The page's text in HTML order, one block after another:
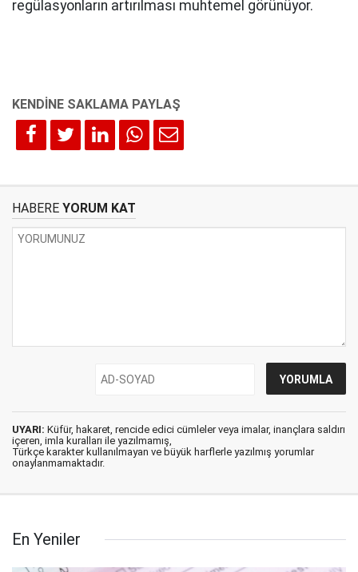
regülasyonların artırılması muhtemel görünüyor.
HABERE YORUM KAT
UYARI: Küfür, hakaret, rencide edici cümleler veya imalar, inançlara saldırı
içeren, imla kuralları ile yazılmamış,
Türkçe karakter kullanılmayan ve büyük harflerle yazılmış yorumlar
onaylanmamaktadır.
En Yeniler